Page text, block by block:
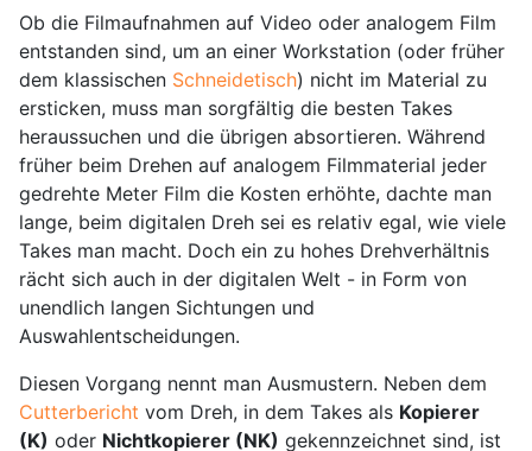
Ob die Filmaufnahmen auf Video oder analogem Film
entstanden sind, um an einer Workstation (oder früher
dem klassischen Schneidetisch) nicht im Material zu
ersticken, muss man sorgfältig die besten Takes
heraussuchen und die übrigen absortieren. Während
früher beim Drehen auf analogem Filmmaterial jeder
gedrehte Meter Film die Kosten erhöhte, dachte man
lange, beim digitalen Dreh sei es relativ egal, wie viele
Takes man macht. Doch ein zu hohes Drehverhältnis
rächt sich auch in der digitalen Welt - in Form von
unendlich langen Sichtungen und
Auswahlentscheidungen.
Diesen Vorgang nennt man Ausmustern. Neben dem
Cutterbericht vom Dreh, in dem Takes als Kopierer
(K) oder Nichtkopierer (NK) gekennzeichnet sind, ist